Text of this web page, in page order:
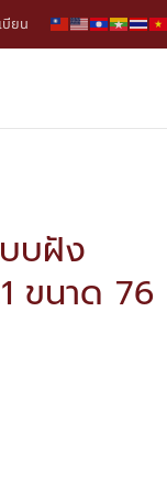
บียน
บฝัง
ขนาด 76